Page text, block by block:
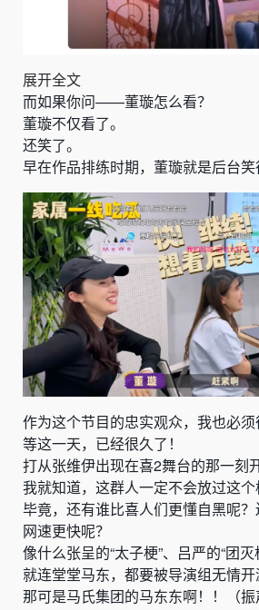
展开全文
而如果你问——董璇怎么看？
董璇不仅看了。
还笑了。
早在作品排练时期，董璇就是后台笑
作为这个节目的忠实观众，我也必须
等这一天，已经很久了！
打从张维伊出现在喜2舞台的那一刻
我就知道，这群人一定不会放过这个
毕竟，还有谁比喜人们更懂自黑呢
网速更快呢？
像什么张呈的“太子梗”、吕严的“团
就连堂堂马东，都要被导演组无情开
那可是马氏集团的马东东啊！！（振